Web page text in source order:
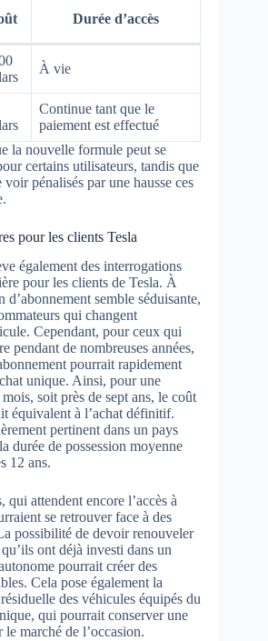
Durée d’accès
À vie
Continue tant que le
paiement est effectué
la nouvelle formule peut se
certains utilisateurs, tandis que
voir pénalisés par une hausse ces
pour les clients Tesla
également des interrogations
pour les clients de Tesla. À
d’abonnement semble séduisante,
qui changent
Cependant, pour ceux qui
pendant de nombreuses années,
pourrait rapidement
unique. Ainsi, pour une
soit près de sept ans, le coût
équivalent à l’achat définitif.
pertinent dans un pays
durée de possession moyenne
12 ans.
qui attendent encore l’accès à
se retrouver face à des
possibilité de devoir renouveler
ont déjà investi dans un
pourrait créer des
Cela pose également la
des véhicules équipés du
qui pourrait conserver une
marché de l’occasion.